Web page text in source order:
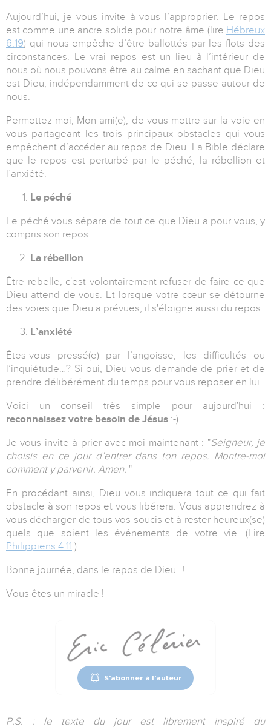
Aujourd’hui, je vous invite à vous l’approprier. Le repos
est comme une ancre solide pour notre âme (lire Hébreux
6.19) qui nous empêche d’être ballottés par les flots des
circonstances. Le vrai repos est un lieu à l’intérieur de
nous où nous pouvons être au calme en sachant que Dieu
est Dieu, indépendamment de ce qui se passe autour de
nous.
Permettez-moi, Mon ami(e), de vous mettre sur la voie en
vous partageant les trois principaux obstacles qui vous
empêchent d’accéder au repos de Dieu. La Bible déclare
que le repos est perturbé par le péché, la rébellion et
l’anxiété.
Le péché
Le péché vous sépare de tout ce que Dieu a pour vous, y
compris son repos.
La rébellion
Être rebelle, c'est volontairement refuser de faire ce que
Dieu attend de vous. Et lorsque votre cœur se détourne
des voies que Dieu a prévues, il s'éloigne aussi du repos.
L’anxiété
Êtes-vous pressé(e) par l’angoisse, les difficultés ou
l’inquiétude…? Si oui, Dieu vous demande de prier et de
prendre délibérément du temps pour vous reposer en lui.
Voici un conseil très simple pour aujourd'hui :
reconnaissez votre besoin de Jésus :-)
Je vous invite à prier avec moi maintenant : "Seigneur, je
choisis en ce jour d’entrer dans ton repos. Montre-moi
comment y parvenir. Amen. "
En procédant ainsi, Dieu vous indiquera tout ce qui fait
obstacle à son repos et vous libérera. Vous apprendrez à
vous décharger de tous vos soucis et à rester heureux(se)
quels que soient les événements de votre vie. (Lire
Philippiens 4.11.)
Bonne journée, dans le repos de Dieu…!
Vous êtes un miracle !
S'abonner à l'auteur
P.S. : le texte du jour est librement inspiré du